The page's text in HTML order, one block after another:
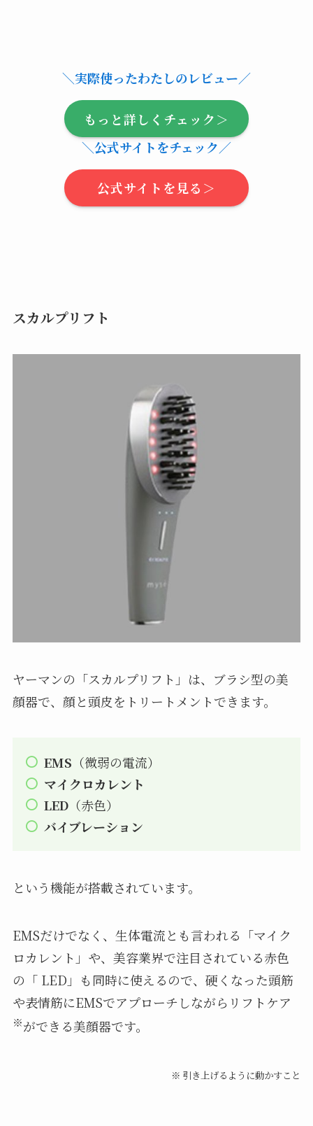
＼実際使ったわたしのレビュー／
もっと詳しくチェック＞
＼公式サイトをチェック／
公式サイトを見る＞
スカルプリフト
ヤーマンの「スカルプリフト」は、ブラシ型の美
顔器で、顔と頭皮をトリートメントできます。
EMS （微弱の電流）
マイクロカレント
LED（赤色）
バイブレーション
という機能が搭載されています。
EMSだけでなく、生体電流とも言われる「マイク
ロカレント」や、美容業界で注目されている赤色
の「 LED」も同時に使えるので、硬くなった頭筋
や表情筋にEMSでアプローチしながらリフトケア
※ができる美顔器です。
※ 引き上げるように動かすこと